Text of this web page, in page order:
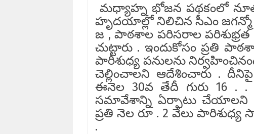
మధ్యాహ్న భోజన పథకంలో
హృదయాల్లో నిలిచిన సీఎం జగన్మో
జ , పాఠశాల పరిసరాల పరిశుభ్రత
చుట్టారు . ఇందుకోసం ప్రతి
పారిశుధ్య పనులను
చెల్లించాలని ఆదేశించారు .
ఈనెల 30వ తేదీ గురు 16 . .
సమావేశాన్ని ఏర్పాటు చేయాలని ,
ప్రతి నెల రూ . 2 వేలు
.